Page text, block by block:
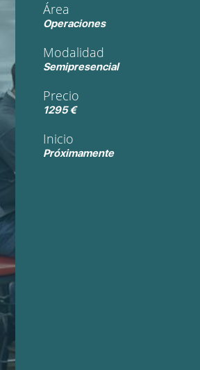
Área
Operaciones
Modalidad
Semipresencial
Precio
1295 €
Inicio
Próximamente